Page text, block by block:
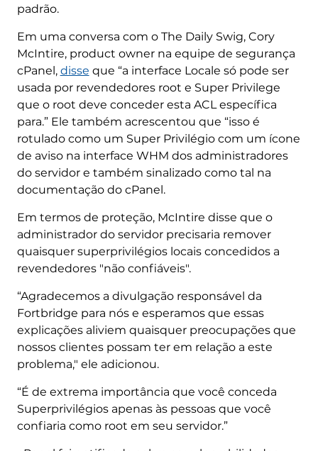
padrão.
Em uma conversa com o The Daily Swig, Cory
McIntire, product owner na equipe de segurança
cPanel, disse que “a interface Locale só pode ser
usada por revendedores root e Super Privilege
que o root deve conceder esta ACL específica
para.” Ele também acrescentou que “isso é
rotulado como um Super Privilégio com um ícone
de aviso na interface WHM dos administradores
do servidor e também sinalizado como tal na
documentação do cPanel.
Em termos de proteção, McIntire disse que o
administrador do servidor precisaria remover
quaisquer superprivilégios locais concedidos a
revendedores "não confiáveis".
“Agradecemos a divulgação responsável da
Fortbridge para nós e esperamos que essas
explicações aliviem quaisquer preocupações que
nossos clientes possam ter em relação a este
problema," ele adicionou.
“É de extrema importância que você conceda
Superprivilégios apenas às pessoas que você
confiaria como root em seu servidor.”